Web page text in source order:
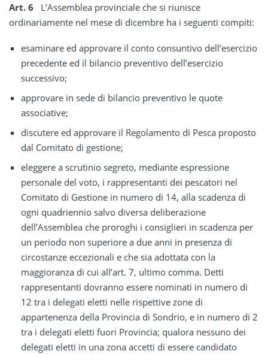
Art. 6 L’Assemblea provinciale che si riunisce
ordinariamente nel mese di dicembre ha i seguenti compiti:
esaminare ed approvare il conto consuntivo dell’esercizio
precedente ed il bilancio preventivo dell’esercizio
successivo;
approvare in sede di bilancio preventivo le quote
associative;
discutere ed approvare il Regolamento di Pesca proposto
dal Comitato di gestione;
eleggere a scrutinio segreto, mediante espressione
personale del voto, i rappresentanti dei pescatori nel
Comitato di Gestione in numero di 14, alla scadenza di
ogni quadriennio salvo diversa deliberazione
dell’Assemblea che proroghi i consiglieri in scadenza per
un periodo non superiore a due anni in presenza di
circostanze eccezionali e che sia adottata con la
maggioranza di cui all’art. 7, ultimo comma. Detti
rappresentanti dovranno essere nominati in numero di
12 tra i delegati eletti nelle rispettive zone di
appartenenza della Provincia di Sondrio, e in numero di 2
tra i delegati eletti fuori Provincia; qualora nessuno dei
delegati eletti in una zona accetti di essere candidato